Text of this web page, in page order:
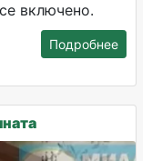
включено.
Подробнее